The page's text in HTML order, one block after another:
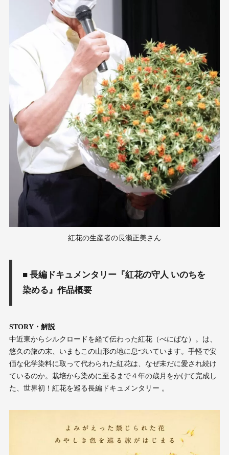
紅花の生産者の長瀬正美さん
■ 長編ドキュメンタリー『紅花の守人 いのちを
染める』作品概要
STORY・解説
中近東からシルクロードを経て伝わった紅花（べにばな）。は、
悠久の旅の末、いまもこの山形の地に息づいています。手軽で安
価な化学染料に取って代わられた紅花は、なぜ未だに愛され続け
ているのか。栽培から染めに至るまで４年の歳月をかけて完成し
た、世界初！紅花を巡る長編ドキュメンタリー 。